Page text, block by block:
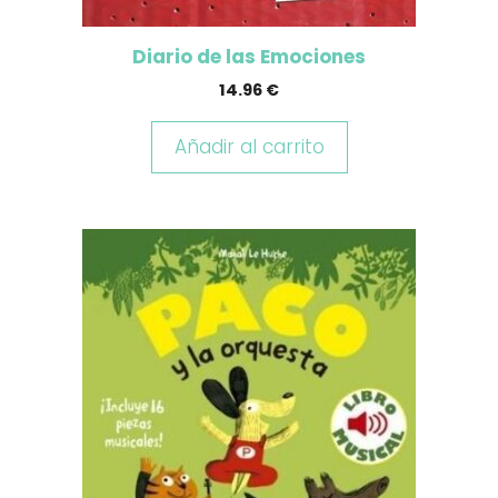
Diario de las Emociones
14.96 €
Añadir al carrito